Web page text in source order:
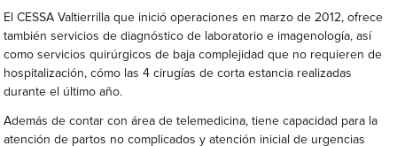
El CESSA Valtierrilla que inició operaciones en marzo de 2012, ofrece
también servicios de diagnóstico de laboratorio e imagenología, así
como servicios quirúrgicos de baja complejidad que no requieren de
hospitalización, cómo las 4 cirugías de corta estancia realizadas
durante el último año.
Además de contar con área de telemedicina, tiene capacidad para la
atención de partos no complicados y atención inicial de urgencias